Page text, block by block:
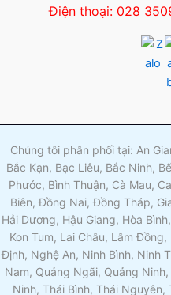
Điện thoại: 028
Chúng tôi phân phối tại: An
Bắc Kạn, Bạc Liêu, Bắc Ninh,
Phước, Bình Thuận, Cà Mau,
Biên, Đồng Nai, Đồng Tháp,
Hải Dương, Hậu Giang, Hòa
Kon Tum, Lai Châu, Lâm
Định, Nghệ An, Ninh Bình, Ninh
Nam, Quảng Ngãi, Quảng
Ninh, Thái Bình, Thái Nguyên,